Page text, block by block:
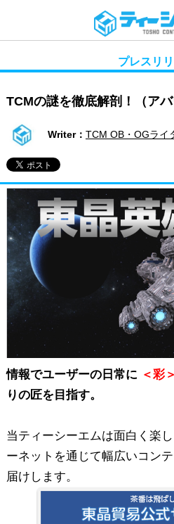
プレスリ
TCMの謎を徹底解剖！（アバ
Writer： TCM OB・OGライ
情報でユーザーの日常に ＜彩＞
りの匠を目指す。
当ティーシーエムは面白く楽
ーネットを通じて幅広いコン
届けします。